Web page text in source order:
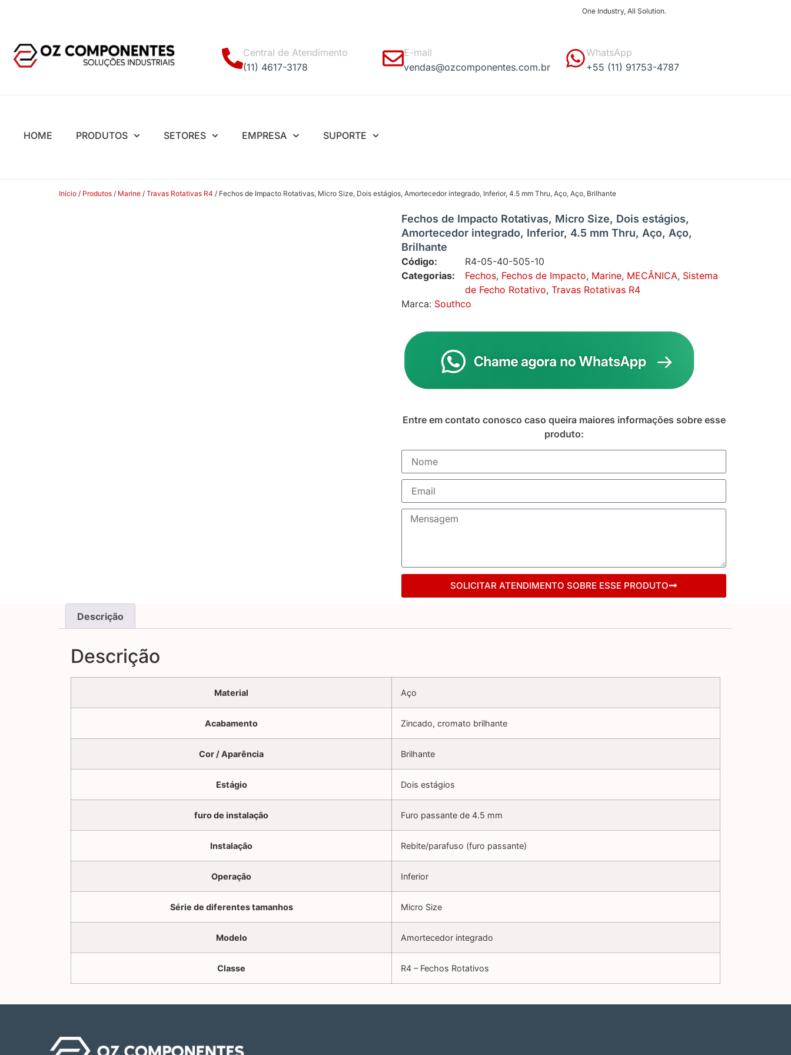
One Industry, All Solution.
Central de Atendimento
(11) 4617-3178
E-mail
vendas@ozcomponentes.com.br
WhatsApp
+55 (11) 91753-4787
HOME PRODUTOS SETORES EMPRESA SUPORTE
Início / Produtos / Marine / Travas Rotativas R4 / Fechos de Impacto Rotativas, Micro Size, Dois estágios, Amortecedor integrado, Inferior, 4.5 mm Thru, Aço, Aço, Brilhante
Fechos de Impacto Rotativas, Micro Size, Dois estágios,
Amortecedor integrado, Inferior, 4.5 mm Thru, Aço, Aço,
Brilhante
Código:
R4-05-40-505-10
Categorias:
Fechos, Fechos de Impacto, Marine, MECÂNICA, Sistema
de Fecho Rotativo, Travas Rotativas R4
Marca: Southco
Entre em contato conosco caso queira maiores informações sobre esse
produto:
SOLICITAR ATENDIMENTO SOBRE ESSE PRODUTO
Descrição
Descrição
Material Aço
Acabamento Zincado, cromato brilhante
Cor / Aparência Brilhante
Estágio Dois estágios
furo de instalação Furo passante de 4.5 mm
Instalação Rebite/parafuso (furo passante)
Operação Inferior
Série de diferentes tamanhos Micro Size
Modelo Amortecedor integrado
Classe R4 – Fechos Rotativos